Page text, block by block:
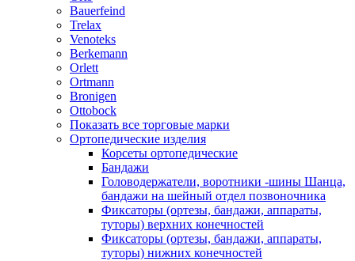
Bauerfeind
Trelax
Venoteks
Berkemann
Orlett
Ortmann
Bronigen
Ottobock
Показать все торговые марки
Ортопедические изделия
Корсеты ортопедические
Бандажи
Головодержатели, воротники -шины Шанца,
бандажи на шейный отдел позвоночника
Фиксаторы (ортезы, бандажи, аппараты,
туторы) верхних конечностей
Фиксаторы (ортезы, бандажи, аппараты,
туторы) нижних конечностей